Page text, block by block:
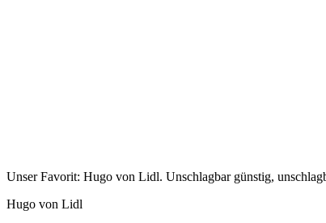
Unser Favorit: Hugo von Lidl. Unschlagbar günstig,
Hugo von Lidl